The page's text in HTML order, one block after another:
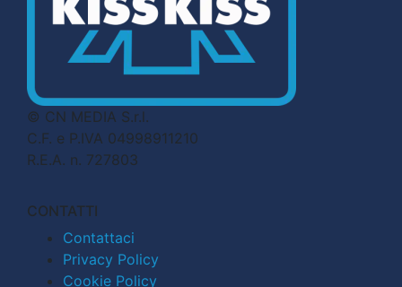
© CN MEDIA S.r.l.
C.F. e P.IVA 04998911210
R.E.A. n. 727803
CONTATTI
Contattaci
Privacy Policy
Cookie Policy